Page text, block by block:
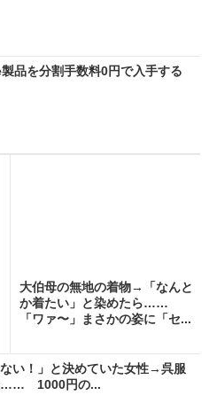
品を分割手数料0円で入手する
大伯母の無地の着物→「なんと
か着たい」と染めたら……
「ワァ〜」まさかの姿に「セ...
ない！」と決めていた女性→呉服
…… 1000円の...